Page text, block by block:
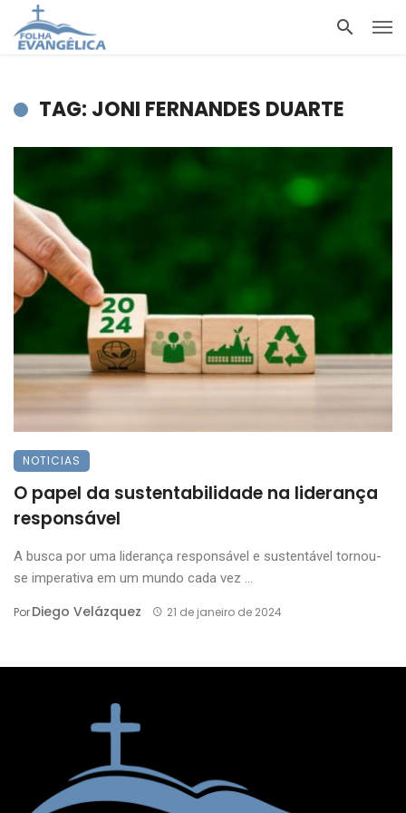
TAG: JONI FERNANDES DUARTE
NOTICIAS
O papel da sustentabilidade na liderança
responsável
A busca por uma liderança responsável e sustentável tornou-
se imperativa em um mundo cada vez ...
PorDiego Velázquez 21 de janeiro de 2024